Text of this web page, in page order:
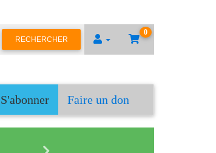
0
RECHERCHER
S'abonner Faire un don